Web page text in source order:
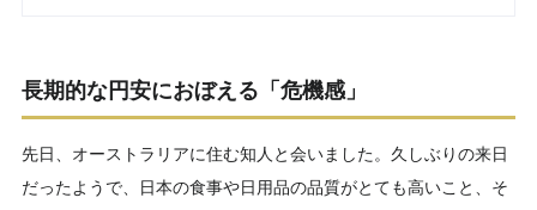
長期的な円安におぼえる「危機感」
先日、オーストラリアに住む知人と会いました。久しぶりの来日
だったようで、日本の食事や日用品の品質がとても高いこと、そ